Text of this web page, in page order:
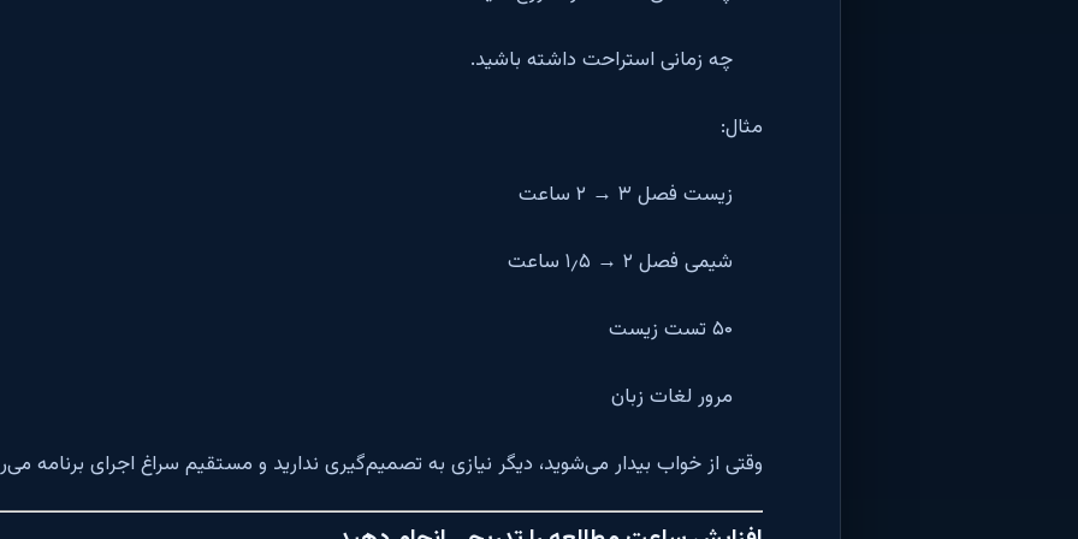
چه زمانی استراحت داشته باشید.
مثال:
زیست فصل ۳ → ۲ ساعت
شیمی فصل ۲ → ۱٫۵ ساعت
۵۰ تست زیست
مرور لغات زبان
وقتی از خواب بیدار می‌شوید، دیگر نیازی به تصمیم‌گیری ندارید و مستقیم سراغ اجرای برنامه